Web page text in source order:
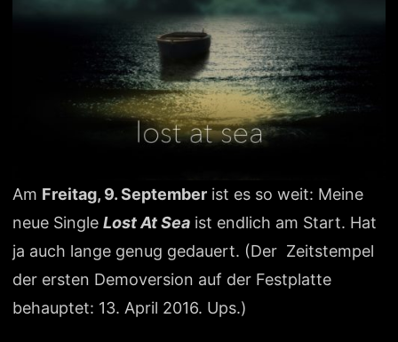
Am Freitag, 9. September ist es so weit: Meine
neue SingleLost At Sea ist endlich am Start. Hat
ja auch lange genug gedauert. (Der Zeitstempel
der ersten Demoversion auf der Festplatte
behauptet: 13. April 2016. Ups.)